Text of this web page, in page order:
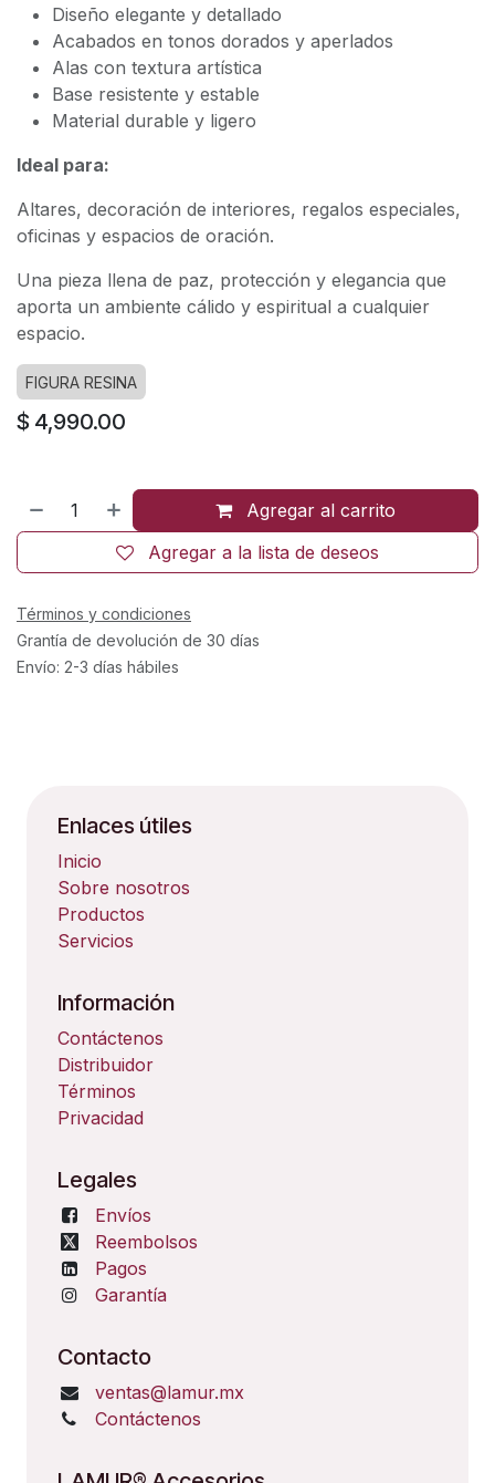
Diseño elegante y detallado
Acabados en tonos dorados y aperlados
Alas con textura artística
Base resistente y estable
Material durable y ligero
Ideal para:
Altares, decoración de interiores, regalos especiales,
oficinas y espacios de oración.
Una pieza llena de paz, protección y elegancia que
aporta un ambiente cálido y espiritual a cualquier
espacio.
FIGURA RESINA
$ 4,990.00
Agregar al carrito
Agregar a la lista de deseos
Términos y condiciones
Grantía de devolución de 30 días
Envío: 2-3 días hábiles
Enlaces útiles
Inicio
Sobre nosotros
Productos
Servicios
Información
Contáctenos
Distribuidor
Términos
Privacidad
Legales
Envíos
Reembolsos
Pagos
Garantía
Contacto
ventas@lamur.mx
Contáctenos